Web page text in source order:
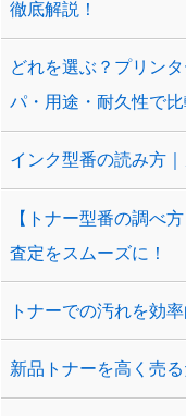
徹底解説！
どれを選ぶ？プリン
パ・用途・耐久性で比
インク型番の読み方
【トナー型番の調べ
査定をスムーズに！
トナーでの汚れを効
新品トナーを高く売